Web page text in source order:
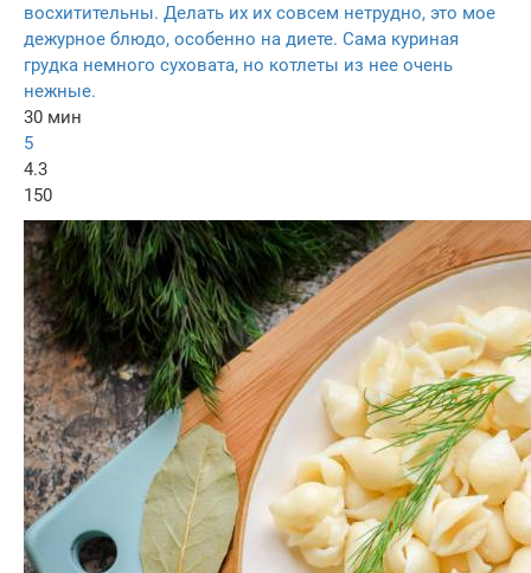
восхитительны. Делать их их совсем нетрудно, это мое
дежурное блюдо, особенно на диете. Сама куриная
грудка немного суховата, но котлеты из нее очень
нежные.
30 мин
5
4.3
150